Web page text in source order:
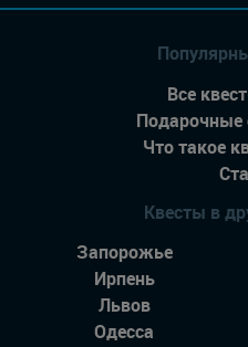
Все
Подарочные
Что такое
Квесты в
Запорожье
Ирпень
Львов
Одесса